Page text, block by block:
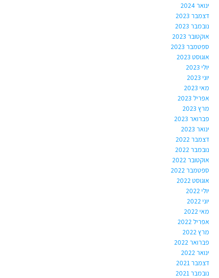
ינואר 2024
דצמבר 2023
נובמבר 2023
אוקטובר 2023
ספטמבר 2023
אוגוסט 2023
יולי 2023
יוני 2023
מאי 2023
אפריל 2023
מרץ 2023
פברואר 2023
ינואר 2023
דצמבר 2022
נובמבר 2022
אוקטובר 2022
ספטמבר 2022
אוגוסט 2022
יולי 2022
יוני 2022
מאי 2022
אפריל 2022
מרץ 2022
פברואר 2022
ינואר 2022
דצמבר 2021
נובמבר 2021